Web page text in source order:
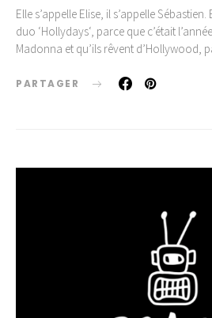
Elle s’appelle Elise, il s’appelle
duo ‘Hollydays‘, parce que c’était
Madonna et qu’ils rêvent d’Hollywood,
PARTAGER